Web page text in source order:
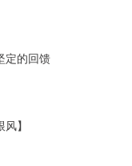
定的回馈
】